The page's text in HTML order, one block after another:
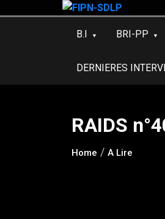
B.I BRI-PP
DERNIERES
RAIDS
Home A Lire